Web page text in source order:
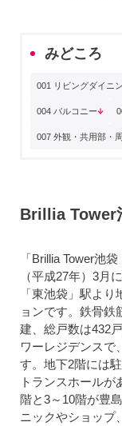
みどころ
001 リビングダイニ
004 バルコニー
007 外観・共用部・
Brillia Tower
「Brillia Tower池
（平成27年）3月
「東池袋」駅よ
ョンです。鉄骨鉄
建、総戸数は432
ワーレジデンスで
す。地下2階には
トランスホール
階と3～10階が豊
ニックやショップ